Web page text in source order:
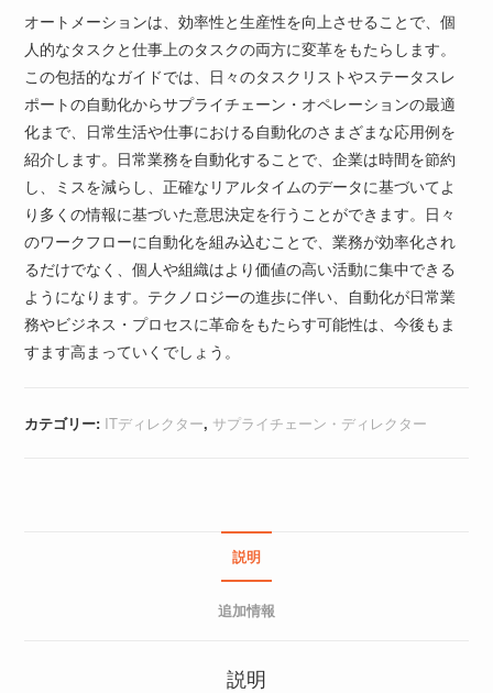
オートメーションは、効率性と生産性を向上させることで、個
人的なタスクと仕事上のタスクの両方に変革をもたらします。
この包括的なガイドでは、日々のタスクリストやステータスレ
ポートの自動化からサプライチェーン・オペレーションの最適
化まで、日常生活や仕事における自動化のさまざまな応用例を
紹介します。日常業務を自動化することで、企業は時間を節約
し、ミスを減らし、正確なリアルタイムのデータに基づいてよ
り多くの情報に基づいた意思決定を行うことができます。日々
のワークフローに自動化を組み込むことで、業務が効率化され
るだけでなく、個人や組織はより価値の高い活動に集中できる
ようになります。テクノロジーの進歩に伴い、自動化が日常業
務やビジネス・プロセスに革命をもたらす可能性は、今後もま
すます高まっていくでしょう。
カテゴリー: ITディレクター, サプライチェーン・ディレクター
説明
追加情報
説明